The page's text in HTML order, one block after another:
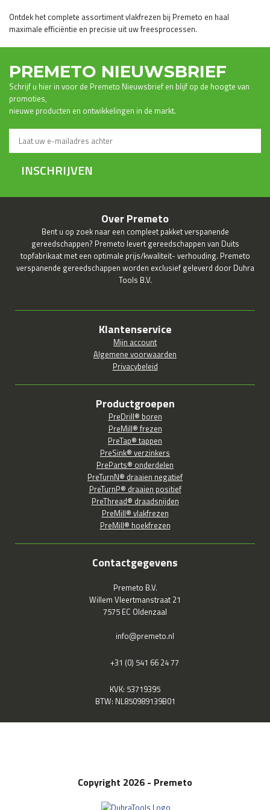
Ontdek het complete assortiment vlakfrezen bij Premeto en haal
maximale efficiëntie en precisie uit uw freesprocessen.
PREMETO NIEUWSBRIEF
Schrijf u hier in voor de Premeto Nieuwsbrief en blijf op de hoogte van
promoties,
nieuwe producten en ontwikkelingen in de markt.
INSCHRIJVEN
Over Premeto
Bent u op zoek naar een compleet pakket verspanende
gereedschappen? Premeto levert gereedschappen van Duits
topfabrikaat met een optimale prijs/kwaliteit- verhouding. Premeto
verspanende gereedschappen worden exclusief geleverd door Duhra
Tools B.V.
Klantenservice
Mijn account
Algemene voorwaarden
Privacybeleid
Productgroepen
PreDrill® boren
PreMill® frezen
PreTap® tappen
PreSink® verzinkers
PreParts® onderdelen
PreTurnN® draaien negatief
PreTurnP® draaien positief
PreThread® draadsnijden
PreMill® vlakfrezen
PreMill® hoekfrezen
Contactgegevens
Premeto B.V.
Willem Vleertmanstraat 21
7575 EC Oldenzaal
info@premeto.nl
+31 (0) 541 66 24 77
KVK: 53719395
BTW: NL850989139B01
Copyright 2026 - Premeto